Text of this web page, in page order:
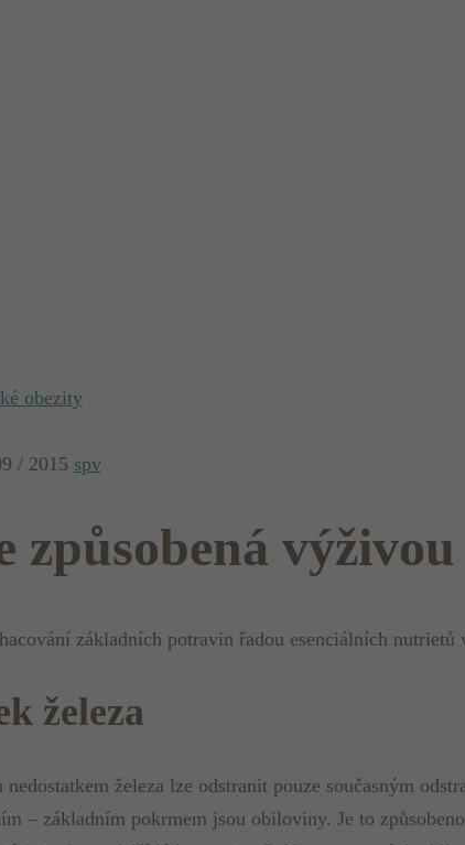
obezity
/ 2015 spv
způsobená výživou
základních potravin řadou esenciálních nutrietů
železa
nedostatkem železa lze odstranit pouze současným
– základním pokrmem jsou obiloviny. Je to